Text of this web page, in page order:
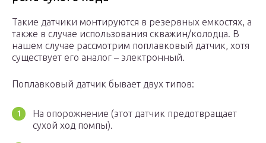
Такие датчики монтируются в резервных емкостях, а
также в случае использования скважин/колодца. В
нашем случае рассмотрим поплавковый датчик, хотя
существует его аналог – электронный.
Поплавковый датчик бывает двух типов:
На опорожнение (этот датчик предотвращает
сухой ход помпы).